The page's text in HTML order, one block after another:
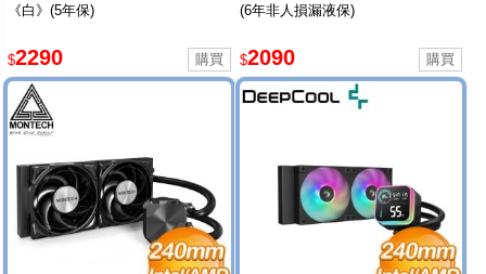
《白》(5年保)
$2290
(6年非人損漏液保)
$2090